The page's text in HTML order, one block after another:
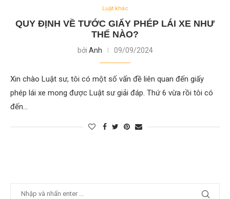
Luật khác
QUY ĐỊNH VỀ TƯỚC GIẤY PHÉP LÁI XE NHƯ
THẾ NÀO?
bởi Anh 09/09/2024
Xin chào Luật sư, tôi có một số vấn đề liên quan đến giấy
phép lái xe mong được Luật sư giải đáp. Thứ 6 vừa rồi tôi có
đến…